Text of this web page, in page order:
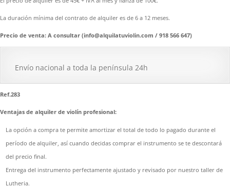
La duración mínima del contrato de alquiler es de 6 a 12 meses.
Precio de venta: A consultar (info@alquilatuviolin.com / 918 566 647)
Envío nacional a toda la península 24h
Ref.283
Ventajas de alquiler de violín profesional:
La opción a compra te permite amortizar el total de todo lo pagado durante el
período de alquiler, así cuando decidas comprar el instrumento se te descontará
del precio final.
Entrega del instrumento perfectamente ajustado y revisado por nuestro taller de
Lutheria.